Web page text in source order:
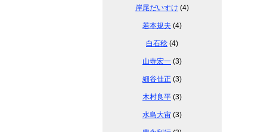
岸尾だいすけ (4)
若本規夫 (4)
白石稔 (4)
山寺宏一 (3)
細谷佳正 (3)
木村良平 (3)
水島大宙 (3)